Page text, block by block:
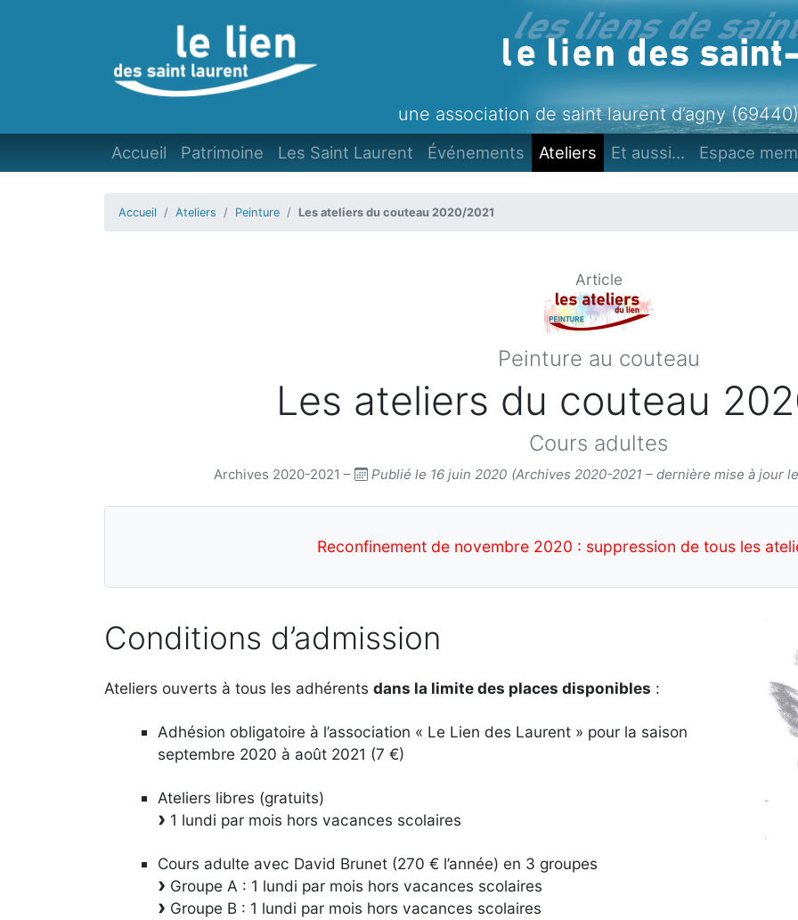
une association de saint laurent d’agny (69440)
Accueil Patrimoine Les Saint Laurent Événements Ateliers Et aussi... Espace
Accueil Ateliers Peinture Les ateliers du couteau 2020/2021
Article
Peinture au couteau
Les ateliers du couteau
Cours adultes
Archives 2020-2021 – Publié le 16 juin 2020 (Archives 2020-2021 – dernière mise à jour
Reconfinement de novembre 2020 : suppression de tous les
Conditions d’admission
Ateliers ouverts à tous les adhérents dans la limite des places disponibles :
Adhésion obligatoire à l’association « Le Lien des Laurent » pour la saison
septembre 2020 à août 2021 (7 €)
Ateliers libres (gratuits)
1 lundi par mois hors vacances scolaires
Cours adulte avec David Brunet (270 € l’année) en 3 groupes
Groupe A : 1 lundi par mois hors vacances scolaires
Groupe B : 1 lundi par mois hors vacances scolaires